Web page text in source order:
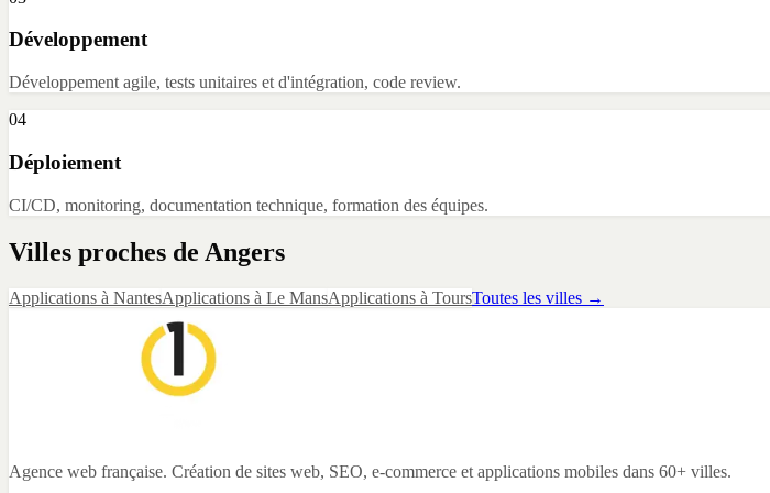
Développement
Développement agile, tests unitaires et d'intégration, code review.
04
Déploiement
CI/CD, monitoring, documentation technique, formation des équipes.
Villes proches de Angers
Applications à NantesApplications à Le MansApplications à ToursToutes les villes →
Agence web française. Création de sites web, SEO, e-commerce et applications mobiles dans 60+ villes.